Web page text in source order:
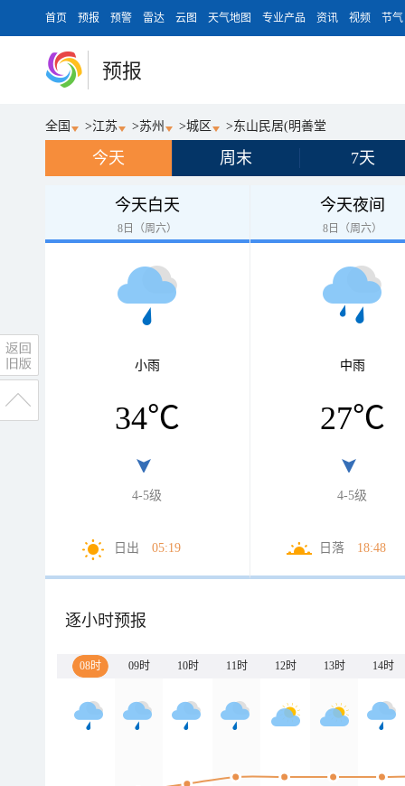
首页 预报 预警 雷达 云图 天气地图 专业产品 资讯 视频 节气
预报
全国 >江苏 >苏州 >城区 >东山民居(明善堂
今天 周末 7天
今天白天
8日（周六）
小雨
34℃
4-5级
日出 05:19
今天夜间
8日（周六）
中雨
27℃
4-5级
日落 18:48
逐小时预报
08时 09时 10时 11时 12时 13时 14时